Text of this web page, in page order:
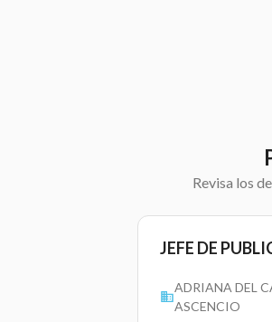
Revisa los
JEFE DE
ADRIANA DEL
ASCENCIO